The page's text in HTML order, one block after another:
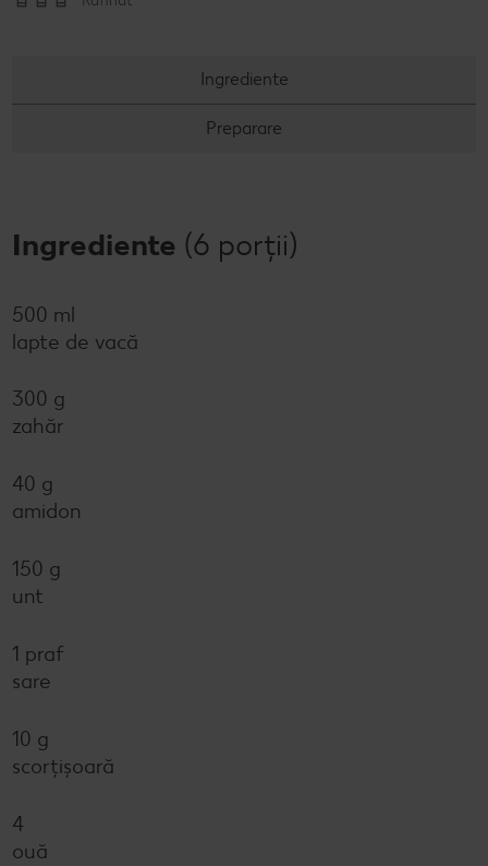
Ingrediente
Preparare
Ingrediente (6 porții)
500 ml
lapte de vacă
300 g
zahăr
40 g
amidon
150 g
unt
1 praf
sare
10 g
scorțișoară
4
ouă